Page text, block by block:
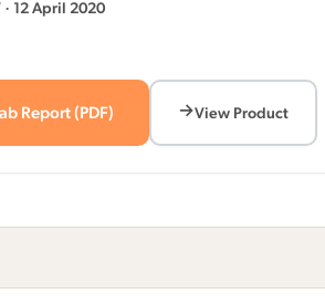
· 12 April 2020
Report (PDF) View Product